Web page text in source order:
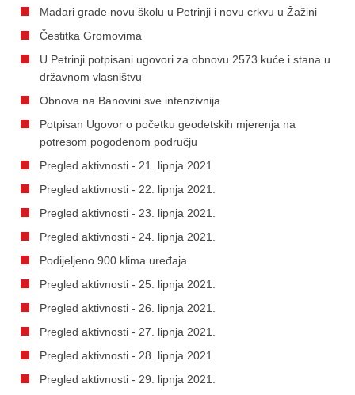
Mađari grade novu školu u Petrinji i novu crkvu u Žažini
Čestitka Gromovima
U Petrinji potpisani ugovori za obnovu 2573 kuće i stana u
državnom vlasništvu
Obnova na Banovini sve intenzivnija
Potpisan Ugovor o početku geodetskih mjerenja na
potresom pogođenom području
Pregled aktivnosti - 21. lipnja 2021.
Pregled aktivnosti - 22. lipnja 2021.
Pregled aktivnosti - 23. lipnja 2021.
Pregled aktivnosti - 24. lipnja 2021.
Podijeljeno 900 klima uređaja
Pregled aktivnosti - 25. lipnja 2021.
Pregled aktivnosti - 26. lipnja 2021.
Pregled aktivnosti - 27. lipnja 2021.
Pregled aktivnosti - 28. lipnja 2021.
Pregled aktivnosti - 29. lipnja 2021.